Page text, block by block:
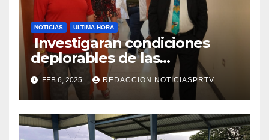
NOTICIAS ULTIMA HORA
Investigaran condiciones
deplorables de las
facilidades el Departamento
de la Salud en Mayagüez
FEB 6, 2025 REDACCION NOTICIASPRTV